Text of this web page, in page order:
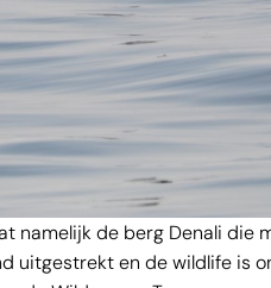
namelijk de berg Denali die
uitgestrekt en de wildlife is